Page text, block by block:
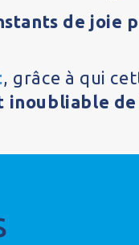
de joie
, grâce à qui
inoubliable